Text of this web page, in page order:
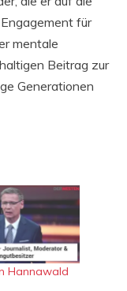
für
mentale
Beitrag zur
Generationen
Hannawald